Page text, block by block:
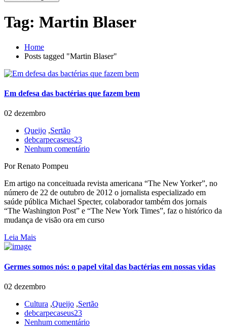
Tag: Martin Blaser
Home
Posts tagged "Martin Blaser"
Em defesa das bactérias que fazem bem
02 dezembro
Queijo ,Sertão
debcarpecaseus23
Nenhum comentário
Por Renato Pompeu
Em artigo na conceituada revista americana “The New Yorker”, no
número de 22 de outubro de 2012 o jornalista especializado em
saúde pública Michael Specter, colaborador também dos jornais
“The Washington Post” e “The New York Times”, faz o histórico da
mudança de visão ora em curso
Leia Mais
Germes somos nós: o papel vital das bactérias em nossas vidas
02 dezembro
Cultura ,Queijo ,Sertão
debcarpecaseus23
Nenhum comentário